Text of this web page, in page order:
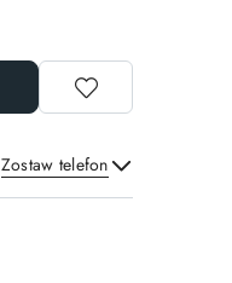
Zostaw telefon
Wyślij